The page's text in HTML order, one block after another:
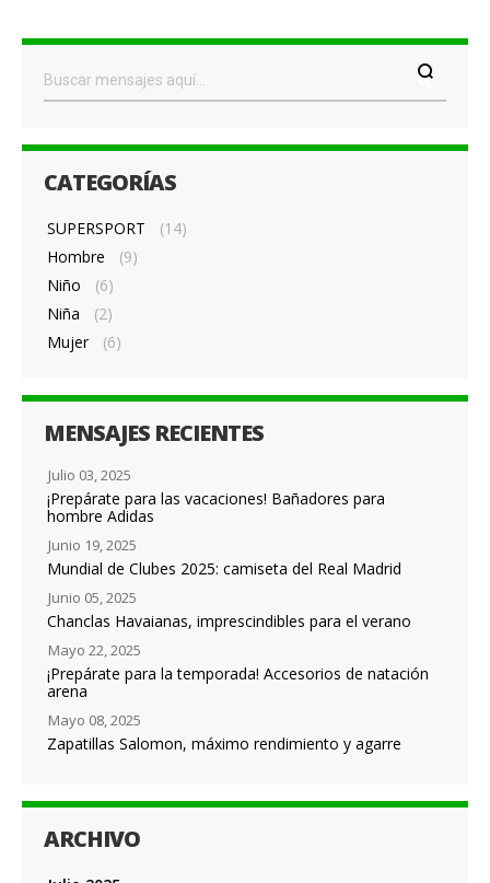
CATEGORÍAS
SUPERSPORT
(14)
Hombre
(9)
Niño
(6)
Niña
(2)
Mujer
(6)
MENSAJES RECIENTES
Julio 03, 2025
¡Prepárate para las vacaciones! Bañadores para
hombre Adidas
Junio 19, 2025
Mundial de Clubes 2025: camiseta del Real Madrid
Junio 05, 2025
Chanclas Havaianas, imprescindibles para el verano
Mayo 22, 2025
¡Prepárate para la temporada! Accesorios de natación
arena
Mayo 08, 2025
Zapatillas Salomon, máximo rendimiento y agarre
ARCHIVO